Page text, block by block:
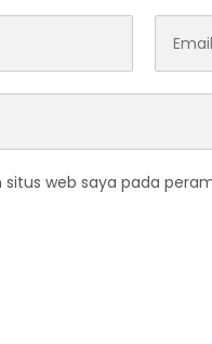
web saya pada